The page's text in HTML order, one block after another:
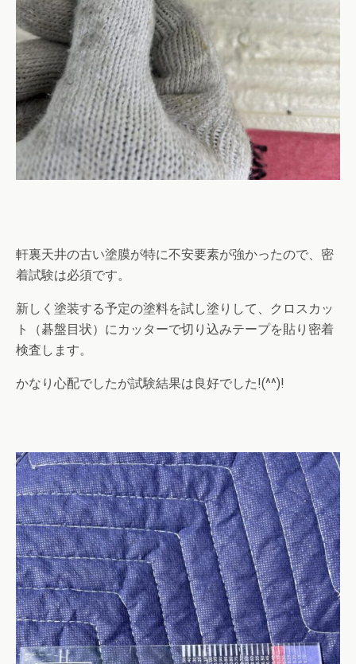
軒裏天井の古い塗膜が特に不安要素が強かったので、密
着試験は必須です。
新しく塗装する予定の塗料を試し塗りして、クロスカッ
ト（碁盤目状）にカッターで切り込みテープを貼り密着
検査します。
かなり心配でしたが試験結果は良好でした!(^^)!